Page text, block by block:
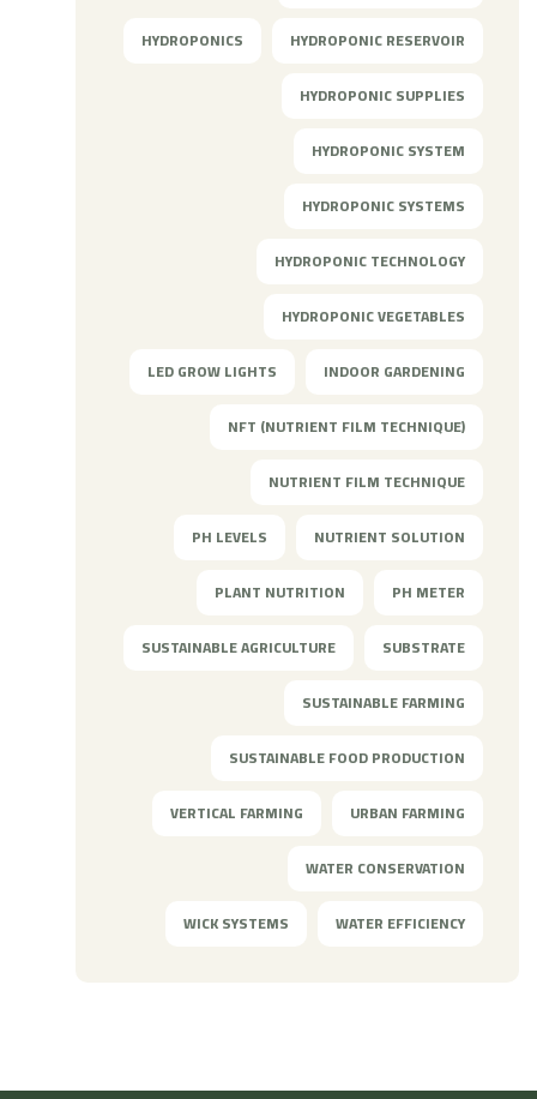
HYDROPONIC RESERVOIR
HYDROPONICS
HYDROPONIC SUPPLIES
HYDROPONIC SYSTEM
HYDROPONIC SYSTEMS
HYDROPONIC TECHNOLOGY
HYDROPONIC VEGETABLES
INDOOR GARDENING
LED GROW LIGHTS
NFT (NUTRIENT FILM TECHNIQUE)
NUTRIENT FILM TECHNIQUE
NUTRIENT SOLUTION
PH LEVELS
PH METER
PLANT NUTRITION
SUBSTRATE
SUSTAINABLE AGRICULTURE
SUSTAINABLE FARMING
SUSTAINABLE FOOD PRODUCTION
URBAN FARMING
VERTICAL FARMING
WATER CONSERVATION
WATER EFFICIENCY
WICK SYSTEMS